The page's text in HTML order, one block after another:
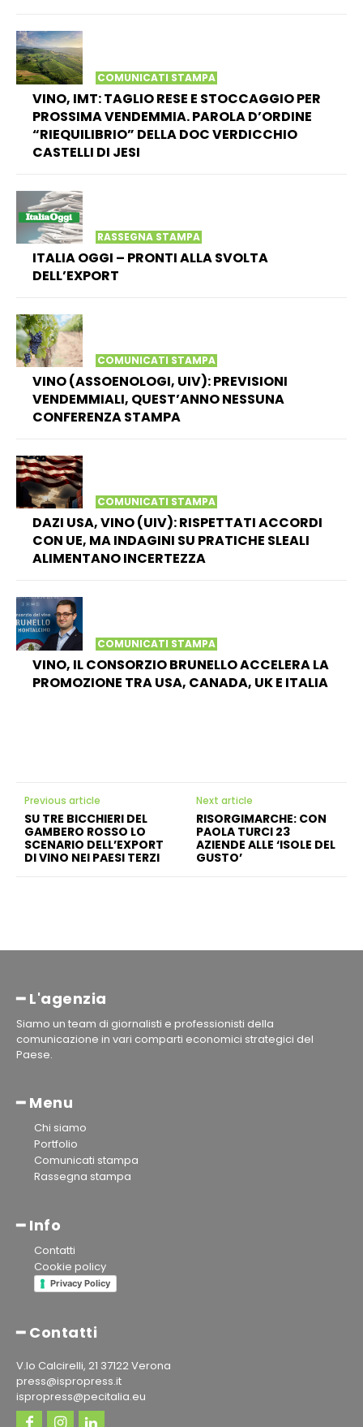
COMUNICATI STAMPA
VINO, IMT: TAGLIO RESE E STOCCAGGIO PER
PROSSIMA VENDEMMIA. PAROLA D’ORDINE
“RIEQUILIBRIO” DELLA DOC VERDICCHIO
CASTELLI DI JESI
RASSEGNA STAMPA
ITALIA OGGI – PRONTI ALLA SVOLTA
DELL’EXPORT
COMUNICATI STAMPA
VINO (ASSOENOLOGI, UIV): PREVISIONI
VENDEMMIALI, QUEST’ANNO NESSUNA
CONFERENZA STAMPA
COMUNICATI STAMPA
DAZI USA, VINO (UIV): RISPETTATI ACCORDI
CON UE, MA INDAGINI SU PRATICHE SLEALI
ALIMENTANO INCERTEZZA
COMUNICATI STAMPA
VINO, IL CONSORZIO BRUNELLO ACCELERA LA
PROMOZIONE TRA USA, CANADA, UK E ITALIA
Previous article
SU TRE BICCHIERI DEL
GAMBERO ROSSO LO
SCENARIO DELL’EXPORT
DI VINO NEI PAESI TERZI
Next article
RISORGIMARCHE: CON
PAOLA TURCI 23
AZIENDE ALLE ‘ISOLE DEL
GUSTO’
━ L'agenzia
Siamo un team di giornalisti e professionisti della
comunicazione in vari comparti economici strategici del
Paese.
━ Menu
Chi siamo
Portfolio
Comunicati stampa
Rassegna stampa
━ Info
Contatti
Cookie policy
Privacy Policy
━ Contatti
V.lo Calcirelli, 21 37122 Verona
press@ispropress.it
ispropress@pecitalia.eu